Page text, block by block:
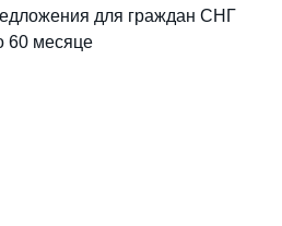
для граждан СНГ
60 месяце